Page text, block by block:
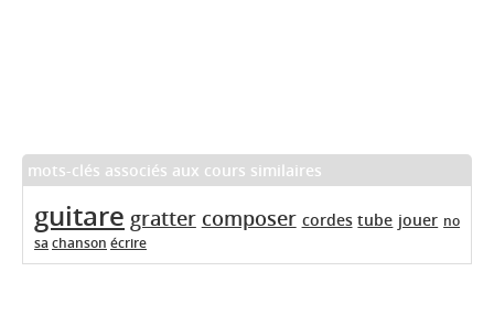
mots-clés associés aux cours similaires
guitare gratter composer cordes tube jouer no
sa chanson écrire